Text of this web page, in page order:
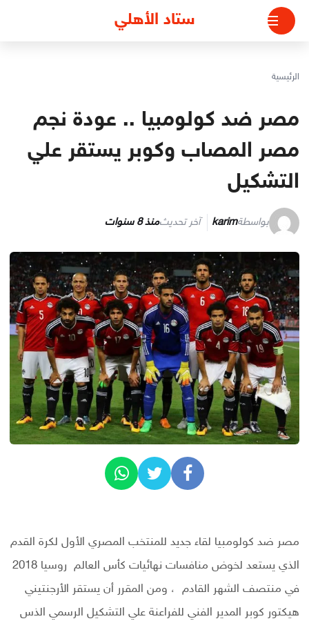
التجاوز
المحتوى
ستاد الأهلي
الرئيسية
مصر ضد كولومبيا .. عودة نجم
مصر المصاب وكوبر يستقر علي
التشكيل
بواسطةkarim آخر تحديثمنذ 8 سنوات
مصر ضد كولومبيا لقاء جديد للمنتخب المصري الأول لكرة القدم
الذي يستعد لخوض منافسات نهائيات كأس العالم روسيا 2018
في منتصف الشهر القادم ، ومن المقرر أن يستقر الأرجنتيني
هيكتور كوبر المدير الفني للفراعنة علي التشكيل الرسمي الذس